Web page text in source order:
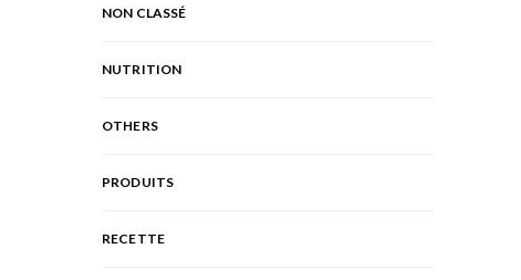
NON CLASSÉ
NUTRITION
OTHERS
PRODUITS
RECETTE